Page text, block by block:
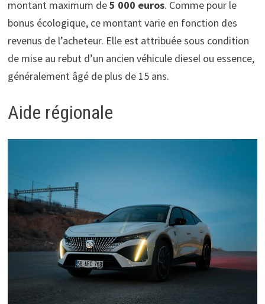
montant maximum de5 000 euros. Comme pour le
bonus écologique, ce montant varie en fonction des
revenus de l’acheteur. Elle est attribuée sous condition
de mise au rebut d’un ancien véhicule diesel ou essence,
généralement âgé de plus de 15 ans.
Aide régionale